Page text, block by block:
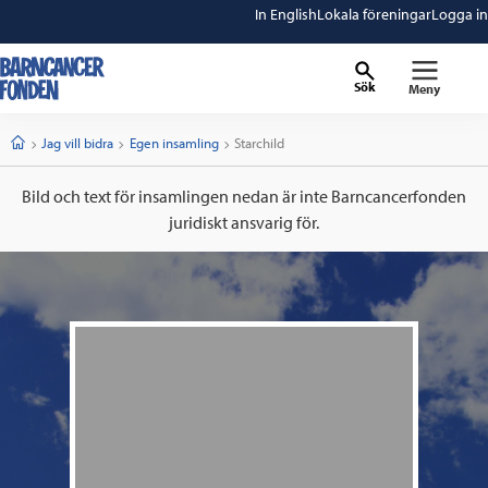
In EnglishLokala föreningarLogga in
Sök Meny
StartJag vill bidra Egen insamling Current:
Starchild
Bild och text för insamlingen nedan är inte Barncancerfonden
juridiskt ansvarig för.